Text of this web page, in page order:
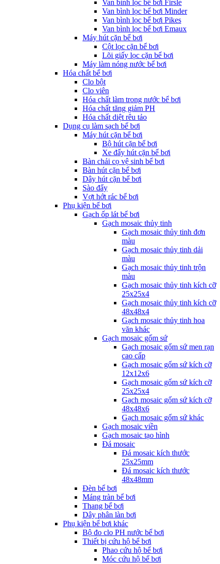
Van bình lọc bể bơi Firsle
Van bình lọc bể bơi Minder
Van bình lọc bể bơi Pikes
Van bình lọc bể bơi Emaux
Máy hút cặn bể bơi
Cột lọc cặn bể bơi
Lõi giấy lọc cặn bể bơi
Máy làm nóng nước bể bơi
Hóa chất bể bơi
Clo bột
Clo viên
Hóa chất làm trong nước bể bơi
Hóa chất tăng giảm PH
Hóa chất diệt rêu tảo
Dụng cụ làm sạch bể bơi
Máy hút cặn bể bơi
Bộ hút cặn bể bơi
Xe đẩy hút cặn bể bơi
Bàn chải cọ vệ sinh bể bơi
Bàn hút cặn bể bơi
Dây hút cặn bể bơi
Sào đẩy
Vợt hớt rác bể bơi
Phụ kiện bể bơi
Gạch ốp lát bể bơi
Gạch mosaic thủy tinh
Gạch mosaic thủy tinh đơn
màu
Gạch mosaic thủy tinh dải
màu
Gạch mosaic thủy tinh trộn
màu
Gạch mosaic thủy tinh kích cỡ
25x25x4
Gạch mosaic thủy tinh kích cỡ
48x48x4
Gạch mosaic thủy tinh hoa
văn khác
Gạch mosaic gốm sứ
Gạch mosaic gốm sứ men rạn
cao cấp
Gạch mosaic gốm sứ kích cỡ
12x12x6
Gạch mosaic gốm sứ kích cỡ
25x25x4
Gạch mosaic gốm sứ kích cỡ
48x48x6
Gạch mosaic gốm sứ khác
Gạch mosaic viền
Gạch mosaic tạo hình
Đá mosaic
Đá mosaic kích thước
25x25mm
Đá mosaic kích thước
48x48mm
Đèn bể bơi
Máng tràn bể bơi
Thang bể bơi
Dây phân làn bơi
Phụ kiện bể bơi khác
Bộ đo clo PH nước bể bơi
Thiết bị cứu hộ bể bơi
Phao cứu hộ bể bơi
Móc cứu hộ bể bơi